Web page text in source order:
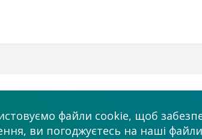
Підтримка Платні
файли cookie, щоб
ви погоджуєтесь на наші